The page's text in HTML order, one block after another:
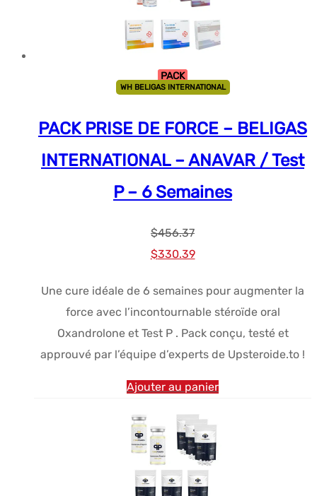
PACK
WH BELIGAS INTERNATIONAL
PACK PRISE DE FORCE – BELIGAS
INTERNATIONAL – ANAVAR / Test
P – 6 Semaines
$456.37
Le
initial
était :
$456.37.
$330.39Le
actuel
est :
$330.39.
Une cure idéale de 6 semaines pour augmenter la
force avec l’incontournable stéroïde oral
Oxandrolone et Test P . Pack conçu, testé et
approuvé par l’équipe d’experts de Upsteroide.to !
Ajouter au panier